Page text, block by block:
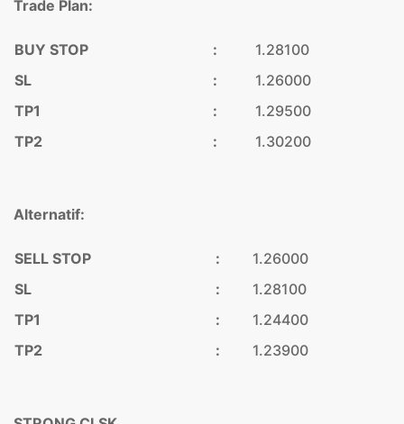
Trade Plan:
BUY STOP :
1.28100
SL
:
1.26000
TP1
:
1.29500
TP2
: 1.30200
Alternatif:
SELL STOP :
1.26000
SL
:
1.28100
TP1
:
1.24400
TP2
: 1.23900